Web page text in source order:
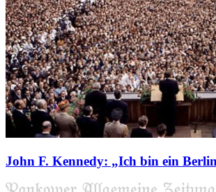
John F. Kennedy: „Ich bin ein